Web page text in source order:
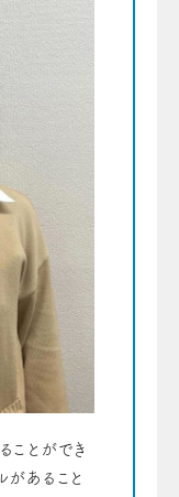
ことができ
あること